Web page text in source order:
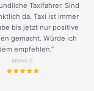
Taxifahrer. Sind
da. Taxi ist immer
bis jetzt nur positive
gemacht. Würde ich
empfehlen.”
Merve S.